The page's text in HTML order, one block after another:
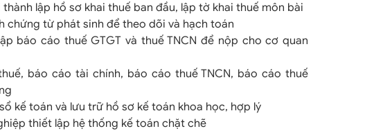
lập hồ sơ khai thuế ban đầu, lập tờ khai thuế môn bài
chứng từ phát sinh để theo dõi và hạch toán
báo cáo thuế GTGT và thuế TNCN để nộp cho cơ quan
báo cáo tài chính, báo cáo thuế TNCN, báo cáo thuế
kế toán và lưu trữ hồ sơ kế toán khoa học, hợp lý
thiết lập hệ thống kế toán chặt chẽ